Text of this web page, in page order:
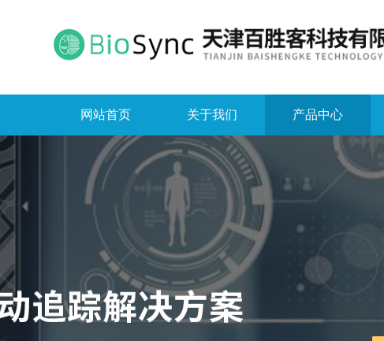
网站首页 关于我们 产品中心